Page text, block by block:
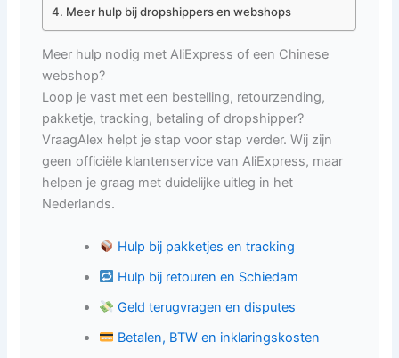
Meer hulp bij dropshippers en webshops
Meer hulp nodig met AliExpress of een Chinese
webshop?
Loop je vast met een bestelling, retourzending,
pakketje, tracking, betaling of dropshipper?
VraagAlex helpt je stap voor stap verder. Wij zijn
geen officiële klantenservice van AliExpress, maar
helpen je graag met duidelijke uitleg in het
Nederlands.
Hulp bij pakketjes en tracking
Hulp bij retouren en Schiedam
Geld terugvragen en disputes
Betalen, BTW en inklaringskosten